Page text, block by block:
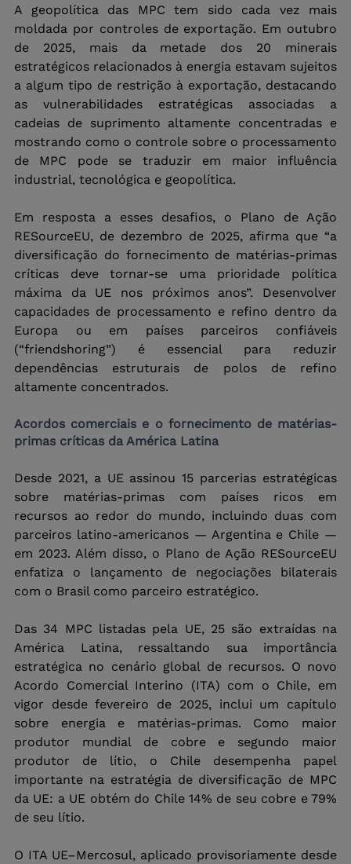
A geopolítica das MPC tem sido cada vez mais
moldada por controles de exportação. Em outubro
de 2025, mais da metade dos 20 minerais
estratégicos relacionados à energia estavam sujeitos
a algum tipo de restrição à exportação, destacando
as vulnerabilidades estratégicas associadas a
cadeias de suprimento altamente concentradas e
mostrando como o controle sobre o processamento
de MPC pode se traduzir em maior influência
industrial, tecnológica e geopolítica.
Em resposta a esses desafios, o Plano de Ação
RESourceEU, de dezembro de 2025, afirma que “a
diversificação do fornecimento de matérias-primas
críticas deve tornar-se uma prioridade política
máxima da UE nos próximos anos”. Desenvolver
capacidades de processamento e refino dentro da
Europa ou em países parceiros confiáveis
(“friendshoring”) é essencial para reduzir
dependências estruturais de polos de refino
altamente concentrados.
Acordos comerciais e o fornecimento de matérias-
primas críticas da América Latina
Desde 2021, a UE assinou 15 parcerias estratégicas
sobre matérias-primas com países ricos em
recursos ao redor do mundo, incluindo duas com
parceiros latino-americanos — Argentina e Chile —
em 2023. Além disso, o Plano de Ação RESourceEU
enfatiza o lançamento de negociações bilaterais
com o Brasil como parceiro estratégico.
Das 34 MPC listadas pela UE, 25 são extraídas na
América Latina, ressaltando sua importância
estratégica no cenário global de recursos. O novo
Acordo Comercial Interino (ITA) com o Chile, em
vigor desde fevereiro de 2025, inclui um capítulo
sobre energia e matérias-primas. Como maior
produtor mundial de cobre e segundo maior
produtor de lítio, o Chile desempenha papel
importante na estratégia de diversificação de MPC
da UE: a UE obtém do Chile 14% de seu cobre e 79%
de seu lítio.
O ITA UE–Mercosul, aplicado provisoriamente desde